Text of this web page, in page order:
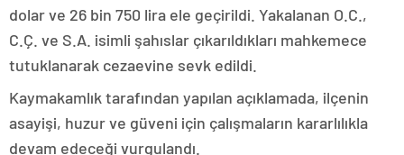
dolar ve 26 bin 750 lira ele geçirildi. Yakalanan O.C.,
C.Ç. ve S.A. isimli şahıslar çıkarıldıkları mahkemece
tutuklanarak cezaevine sevk edildi.
Kaymakamlık tarafından yapılan açıklamada, ilçenin
asayişi, huzur ve güveni için çalışmaların kararlılıkla
devam edeceği vurgulandı.